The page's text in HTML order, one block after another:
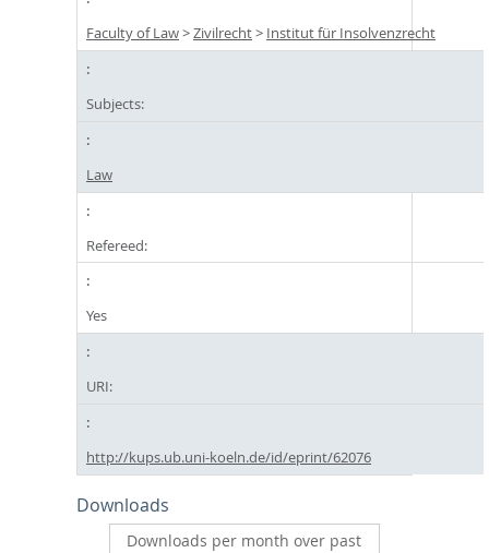
Faculty of Law>Zivilrecht> Institut für Insolvenzrecht
Subjects:
Law
Refereed:
Yes
URI:
http://kups.ub.uni-koeln.de/id/eprint/62076
Downloads
Downloads per month over past